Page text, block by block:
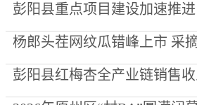
彭阳县重点项目建设加速推进
杨郎头茬网纹瓜错峰上市 采
彭阳县红梅杏全产业链销售